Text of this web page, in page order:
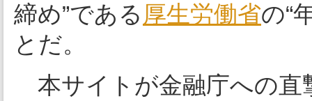
締め”である 厚生労働省の“
とだ。
本サイトが金融庁への直